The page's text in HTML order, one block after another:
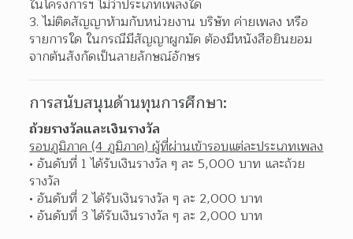
ในโครงการฯ ไม่ว่าประเภทเพลงใด
ไม่ติดสัญญาห้ามกับหน่วยงาน บริษัท ค่ายเพลง หรือ
รายการใด ในกรณีมีสัญญาผูกมัด ต้องมีหนังสือยินยอม
จากต้นสังกัดเป็นลายลักษณ์อักษร
การสนับสนุนด้านทุนการศึกษา:
ถ้วยรางวัลและเงินรางวัล
รอบภูมิภาค (4 ภูมิภาค) ผู้ที่ผ่านเข้ารอบแต่ละประเภทเพลง
อันดับที่ 1 ได้รับเงินรางวัล ๆ ละ 5,000 บาท และถ้วย
รางวัล
อันดับที่ 2 ได้รับเงินรางวัล ๆ ละ 2,000 บาท
อันดับที่ 3 ได้รับเงินรางวัล ๆ ละ 2,000 บาท